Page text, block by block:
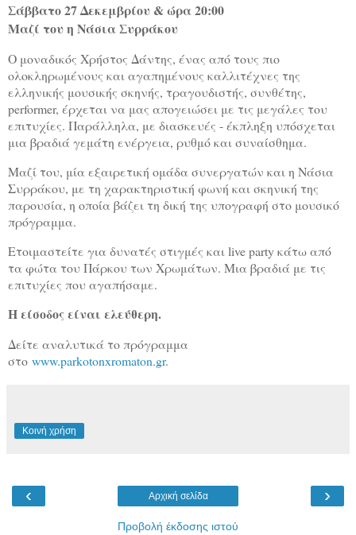
Σάββατο 27 Δεκεμβρίου & ώρα 20:00
Μαζί του η Νάσια Συρράκου
Ο μοναδικός Χρήστος Δάντης, ένας από τους πιο
ολοκληρωμένους και αγαπημένους καλλιτέχνες της
ελληνικής μουσικής σκηνής, τραγουδιστής, συνθέτης,
performer, έρχεται να μας απογειώσει με τις μεγάλες του
επιτυχίες. Παράλληλα, με διασκευές - έκπληξη υπόσχεται
μια βραδιά γεμάτη ενέργεια, ρυθμό και συναίσθημα.
Μαζί του, μία εξαιρετική ομάδα συνεργατών και η Νάσια
Συρράκου, με τη χαρακτηριστική φωνή και σκηνική της
παρουσία, η οποία βάζει τη δική της υπογραφή στο μουσικό
πρόγραμμα.
Ετοιμαστείτε για δυνατές στιγμές και live party κάτω από
τα φώτα του Πάρκου των Χρωμάτων. Μια βραδιά με τις
επιτυχίες που αγαπήσαμε.
Η είσοδος είναι ελεύθερη.
Δείτε αναλυτικά το πρόγραμμα
στο www.parkotonxromaton.gr.
Κοινή χρήση
‹ ›
Αρχική σελίδα
Προβολή έκδοσης ιστού